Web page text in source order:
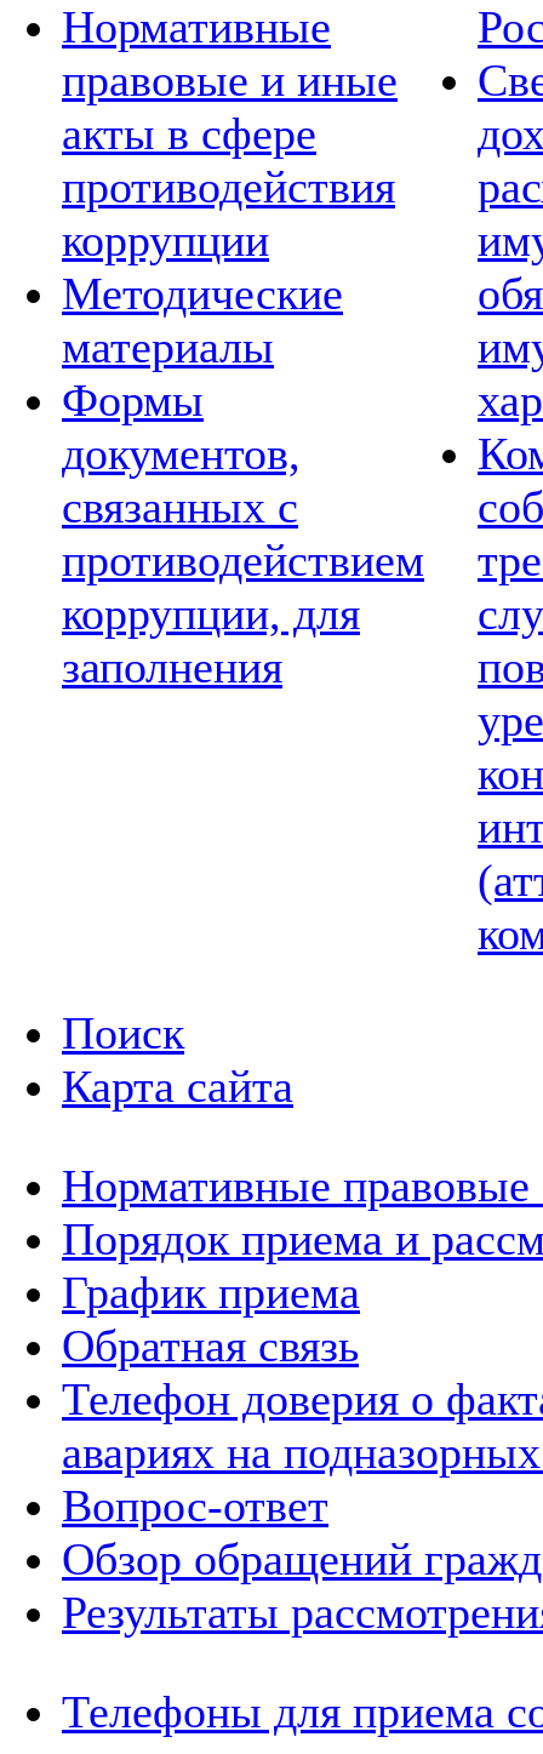
Нормативные
правовые и иные
акты в сфере
противодействия
коррупции
Методические
материалы
Формы
документов,
связанных с
противодействием
коррупции, для
заполнения
Поиск
Карта сайта
Нормативные правовые
Порядок приема и
График приема
Обратная связь
Телефон доверия о
авариях на
Вопрос-ответ
Обзор обращений
Результаты
Телефоны для приема